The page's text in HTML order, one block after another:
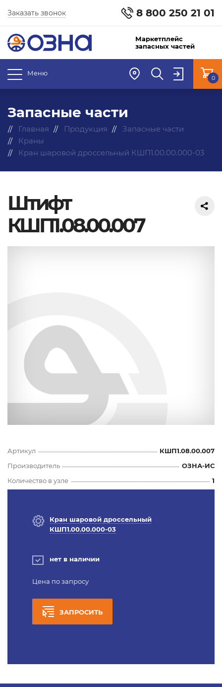
8 800 250 21 01
Заказать звонок
Маркетплейс
запасных частей
Меню
0
Запасные части
Главная Продукция
Запасные части
Краны
Кран шаровой дроссельный КШП1.00.00.000-03
Штифт
КШП1.08.00.007
Артикул
КШП1.08.00.007
Производитель
ОЗНА-ИС
Количество в узле
1
Кран шаровой дроссельный
КШП1.00.00.000-03
нет в наличии
Цена по запросу
ЗАПРОСИТЬ